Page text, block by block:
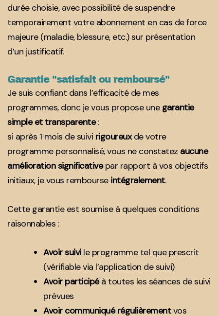
durée choisie, avec possibilité de suspendre
temporairement votre abonnement en cas de force
majeure (maladie, blessure, etc.) sur présentation
d’un justificatif.
Garantie "satisfait ou remboursé"
Je suis confiant dans l’efficacité de mes
programmes, donc je vous propose une garantie
simple et transparente:
si après 1 mois de suivi rigoureuxde votre
programme personnalisé, vous ne constatez aucune
amélioration significativepar rapport à vos objectifs
initiaux, je vous rembourse intégralement.
Cette garantie est soumise à quelques conditions
raisonnables :
Avoir suivile programme tel que prescrit
(vérifiable via l’application de suivi)
Avoir participéà toutes les séances de suivi
prévues
Avoir communiqué régulièrementvos